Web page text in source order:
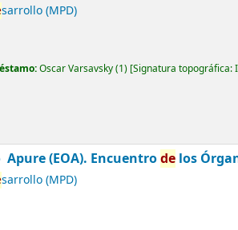
sarrollo (MPD)
Oscar Varsavsky(1) Signatura topográfica:
Apure (EOA). Encuentrode los
sarrollo (MPD)